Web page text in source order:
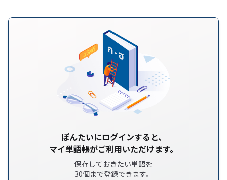
ぽんたいにログインすると、
マイ単語帳がご利用いただけます。
保存しておきたい単語を
30個まで登録できます。